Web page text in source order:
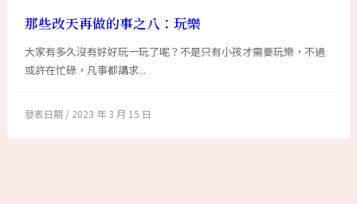
那些改天再做的事之八：玩樂
大家有多久沒有好好玩一玩了呢？不是只有小孩才需要玩樂，不過
或許在忙碌，凡事都講求...
2023 年 3 月 15 日